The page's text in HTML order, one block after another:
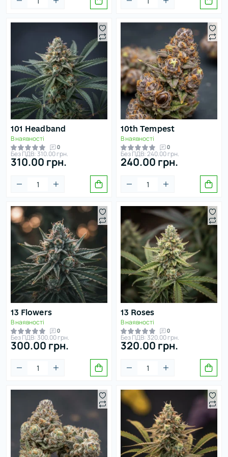
101 Headband
В наявності
0
Без ПДВ: 310.00 грн.
310.00 грн.
10th Tempest
В наявності
0
Без ПДВ: 240.00 грн.
240.00 грн.
13 Flowers
В наявності
0
Без ПДВ: 300.00 грн.
300.00 грн.
13 Roses
В наявності
0
Без ПДВ: 320.00 грн.
320.00 грн.
Фруктовий
Хімічний
Квітковий
Цитрус
Шоколадний
Ягідний
фільтри